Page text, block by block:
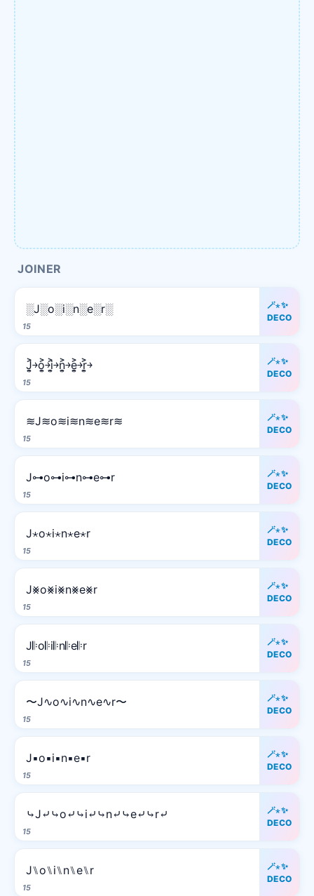
JOINER
15
░J░o░i░n░e░r░
🪄⋆✨
DECO
15
J͎͍͐￫o͎͍͐￫i͎͍͐￫n͎͍͐￫e͎͍͐￫r͎͍͐￫
🪄⋆✨
DECO
15
≋J≋o≋i≋n≋e≋r≋
🪄⋆✨
DECO
15
J⊶o⊶i⊶n⊶e⊶r
🪄⋆✨
DECO
15
J⋆o⋆i⋆n⋆e⋆r
🪄⋆✨
DECO
15
J⨳o⨳i⨳n⨳e⨳r
🪄⋆✨
DECO
15
J𝄆o𝄆i𝄆n𝄆e𝄆r
🪄⋆✨
DECO
15
〜J∿o∿i∿n∿e∿r〜
🪄⋆✨
DECO
15
J▪o▪i▪n▪e▪r
🪄⋆✨
DECO
15
⤷J⤶⤷o⤶⤷i⤶⤷n⤶⤷e⤶⤷r⤶
🪄⋆✨
DECO
15
J⑊o⑊i⑊n⑊e⑊r
🪄⋆✨
DECO